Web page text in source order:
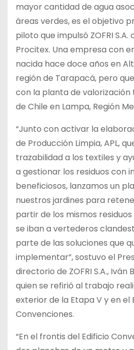
mayor cantidad de agua
áreas verdes, es el objetivo
piloto que impulsó ZOFRI
Procitex. Una empresa con
nacida hace doce años en
región de Tarapacá, pero
con la planta de
de Chile en Lampa, Región
“Junto con activar la
de Producción Limpia, APL,
trazabilidad a los textiles y
a gestionar los residuos con
beneficiosos, lanzamos un
nuestros jardines para
partir de los mismos
se iban a vertederos
parte de las soluciones que
implementar”, sostuvo el
directorio de ZOFRI S.A., Iván
quien se refirió al trabajo
exterior de la Etapa V y en el
Convenciones.
“En el frontis del Edificio